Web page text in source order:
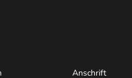
Anschrift